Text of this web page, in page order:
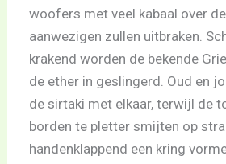
woofers met veel kabaal over
aanwezigen zullen uitbraken.
krakend worden de bekende
de ether in geslingerd. Oud en
de sirtaki met elkaar, terwijl de
borden te pletter smijten op
handenklappend een kring